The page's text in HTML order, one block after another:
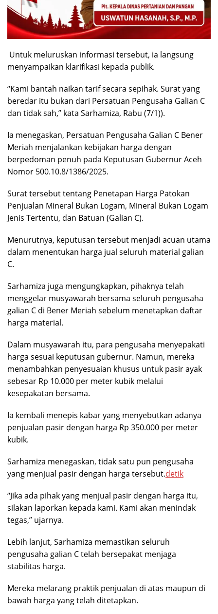
Untuk meluruskan informasi tersebut, ia langsung
menyampaikan klarifikasi kepada publik.
“Kami bantah naikan tarif secara sepihak. Surat yang
beredar itu bukan dari Persatuan Pengusaha Galian C
dan tidak sah,” kata Sarhamiza, Rabu (7/1)).
Ia menegaskan, Persatuan Pengusaha Galian C Bener
Meriah menjalankan kebijakan harga dengan
berpedoman penuh pada Keputusan Gubernur Aceh
Nomor 500.10.8/1386/2025.
Surat tersebut tentang Penetapan Harga Patokan
Penjualan Mineral Bukan Logam, Mineral Bukan Logam
Jenis Tertentu, dan Batuan (Galian C).
Menurutnya, keputusan tersebut menjadi acuan utama
dalam menentukan harga jual seluruh material galian
C.
Sarhamiza juga mengungkapkan, pihaknya telah
menggelar musyawarah bersama seluruh pengusaha
galian C di Bener Meriah sebelum menetapkan daftar
harga material.
Dalam musyawarah itu, para pengusaha menyepakati
harga sesuai keputusan gubernur. Namun, mereka
menambahkan penyesuaian khusus untuk pasir ayak
sebesar Rp 10.000 per meter kubik melalui
kesepakatan bersama.
Ia kembali menepis kabar yang menyebutkan adanya
penjualan pasir dengan harga Rp 350.000 per meter
kubik.
Sarhamiza menegaskan, tidak satu pun pengusaha
yang menjual pasir dengan harga tersebut.detik
“Jika ada pihak yang menjual pasir dengan harga itu,
silakan laporkan kepada kami. Kami akan menindak
tegas,” ujarnya.
Lebih lanjut, Sarhamiza memastikan seluruh
pengusaha galian C telah bersepakat menjaga
stabilitas harga.
Mereka melarang praktik penjualan di atas maupun di
bawah harga yang telah ditetapkan.